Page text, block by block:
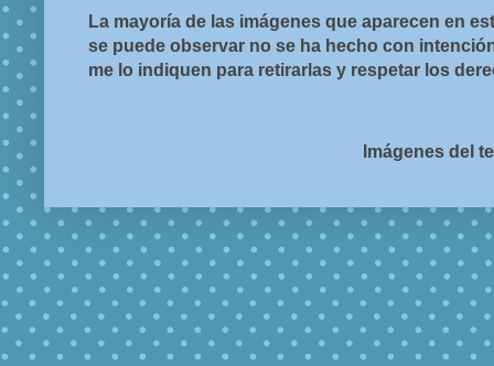
La mayoría de las imágenes que aparecen en
se puede observar no se ha hecho con
me lo indiquen para retirarlas y respetar los
Imágenes del